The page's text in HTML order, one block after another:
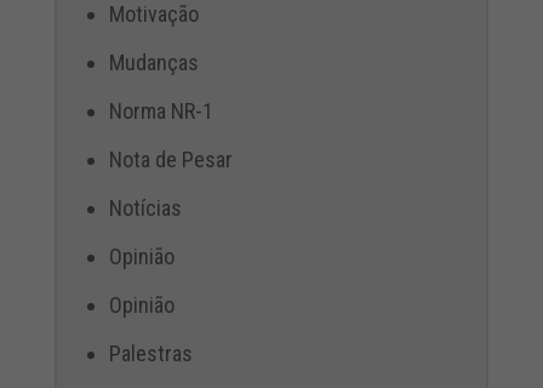
Motivação
Mudanças
Norma NR-1
Nota de Pesar
Notícias
Opinião
Opinião
Palestras